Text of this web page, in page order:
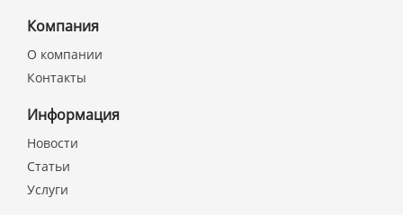
Компания
О компании
Контакты
Информация
Новости
Статьи
Услуги